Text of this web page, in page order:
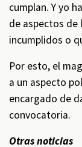
cumplan. Y yo
de aspectos de
incumplidos o
Por esto, el
a un aspecto
encargado de
convocatoria.
Otras noticias